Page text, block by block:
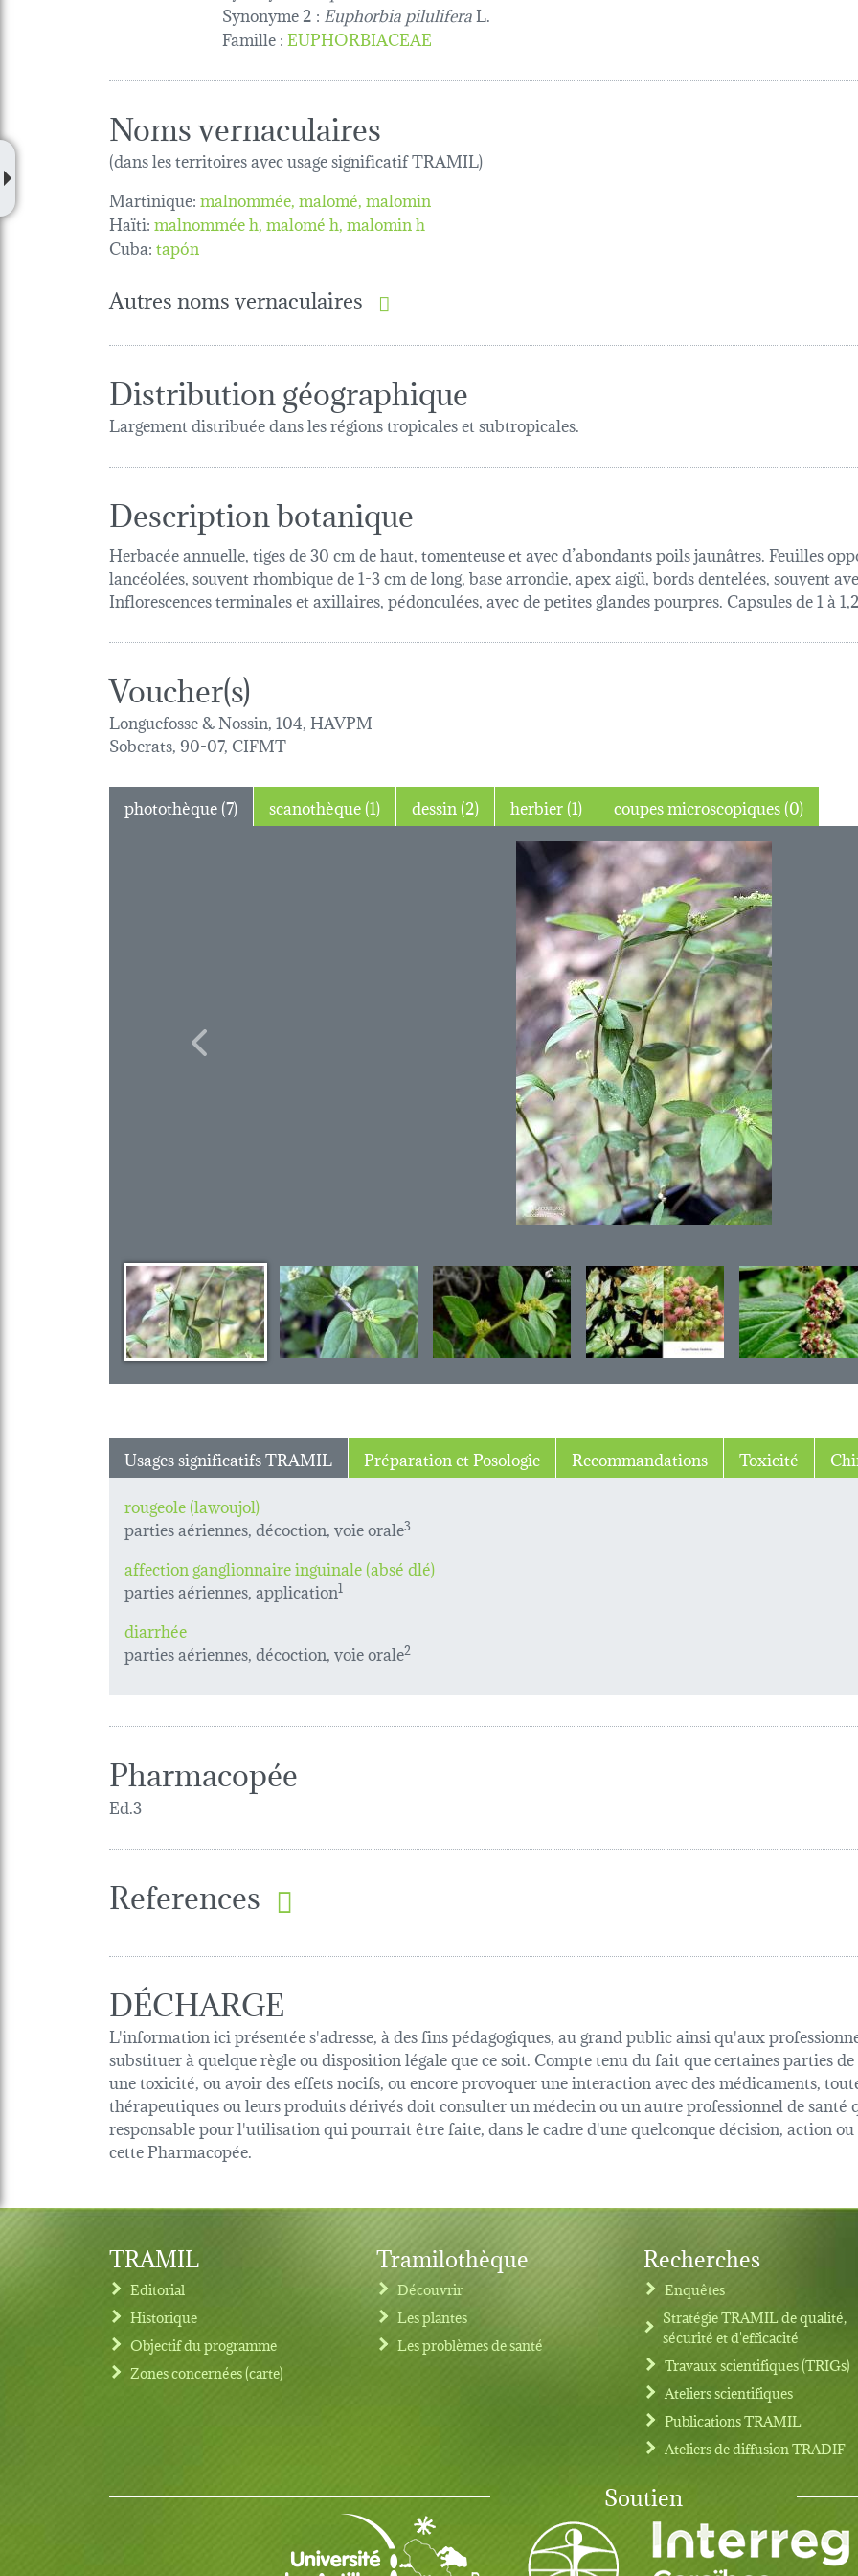
Synonyme 2 : Euphorbia piluliferaL.
Famille:EUPHORBIACEAE
Noms vernaculaires
(dans les territoires avec usage significatif TRAMIL)
Martinique:malnommée malomé malomin
Haïti:malnommée h malomé h malomin h
Cuba:tapón
Autres noms vernaculaires
Distribution géographique
Largement distribuée dans les régions tropicales et subtropicales.
Description botanique
Herbacée annuelle, tiges de 30 cm de haut, tomenteuse et avec d’abondants poils jaunâtres. Feuilles
lancéolées, souvent rhombique de 1-3 cm de long, base arrondie, apex aigü, bords dentelées, souvent
Inflorescences terminales et axillaires, pédonculées, avec de petites glandes pourpres. Capsules de 1 à
Voucher(s)
Longuefosse & Nossin, 104, HAVPM
Soberats, 90-07, CIFMT
photothèque (7) scanothèque (1) dessin (2) herbier (1) coupes microscopiques (0)
Previous
Usages significatifs TRAMIL Préparation et Posologie Recommandations Toxicité
rougeole (lawoujol)
parties aériennes, décoction, voie orale3
affection ganglionnaire inguinale (absé dlé)
parties aériennes, application1
diarrhée
parties aériennes, décoction, voie orale2
Pharmacopée
Ed.3
References
DÉCHARGE
L'information ici présentée s'adresse, à des fins pédagogiques, au grand public ainsi qu'aux
substituer à quelque règle ou disposition légale que ce soit. Compte tenu du fait que certaines parties
une toxicité, ou avoir des effets nocifs, ou encore provoquer une interaction avec des médicaments,
thérapeutiques ou leurs produits dérivés doit consulter un médecin ou un autre professionnel de
responsable pour l'utilisation qui pourrait être faite, dans le cadre d'une quelconque décision, action
cette Pharmacopée.
Footer menu
TRAMIL
Editorial
Historique
Objectif du programme
Zones concernées (carte)
Tramilothèque
Découvrir
Les plantes
Les problèmes de santé
Recherches
Enquêtes
Stratégie TRAMIL de qualité,
sécurité et d'efficacité
Travaux scientifiques (TRIGs)
Ateliers scientifiques
Publications TRAMIL
Ateliers de diffusion TRADIF
Soutien